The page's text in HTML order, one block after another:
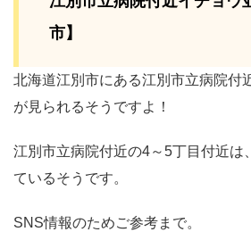
市】
北海道江別市にある江別市立病院付
が見られるそうですよ！
江別市立病院付近の4～5丁目付近は
ているそうです。
SNS情報のためご参考まで。